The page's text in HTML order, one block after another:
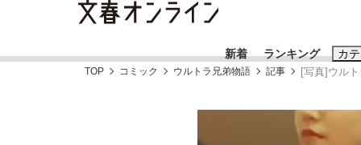
新着 ランキング カ
TOP コミック ウルトラ兄弟物語 記事 [写真]ウル